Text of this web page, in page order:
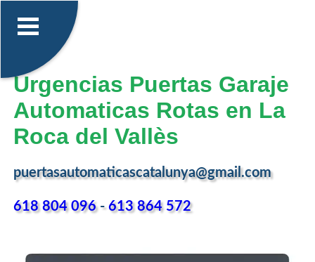
Urgencias Puertas Garaje
Automaticas Rotas en La
Roca del Vallès
puertasautomaticascatalunya@gmail.com
618 804 096-613 864 572